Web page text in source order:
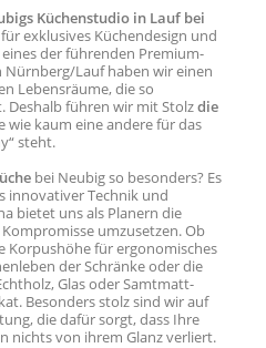
Küchenstudio in Lauf bei
exklusives Küchendesign und
der führenden Premium-
Nürnberg/Lauf haben wir einen
Lebensräume, die so
Deshalb führen wir mit Stolzdie
wie kaum eine andere für das
steht.
bei Neubig so besonders? Es
innovativer Technik und
bietet uns als Planern die
umzusetzen. Ob
Korpushöhe für ergonomisches
der Schränke oder die
Glas oder Samtmatt-
Besonders stolz sind wir auf
die dafür sorgt, dass Ihre
nichts von ihrem Glanz verliert.